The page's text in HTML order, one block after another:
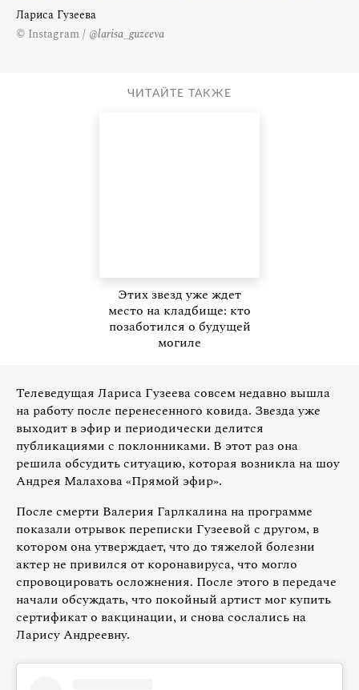
Лариса Гузеева
© Instagram / @larisa_guzeeva
ЧИТАЙТЕ ТАКЖЕ
Этих звезд уже ждет
место на кладбище: кто
позаботился о будущей
могиле
Телеведущая Лариса Гузеева совсем недавно вышла
на работу после перенесенного ковида. Звезда уже
выходит в эфир и периодически делится
публикациями с поклонниками. В этот раз она
решила обсудить ситуацию, которая возникла на шоу
Андрея Малахова «Прямой эфир».
После смерти Валерия Гарлкалина на программе
показали отрывок переписки Гузеевой с другом, в
котором она утверждает, что до тяжелой болезни
актер не привился от коронавируса, что могло
спровоцировать осложнения. После этого в передаче
начали обсуждать, что покойный артист мог купить
сертификат о вакцинации, и снова сослались на
Ларису Андреевну.